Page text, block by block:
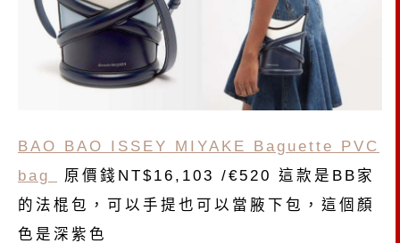
BAO BAO ISSEY MIYAKE Baguette PVC
bag
原價錢NT$16,103 /€520 這款是BB家
的法棍包，可以手提也可以當腋下包，這個顏
色是深紫色